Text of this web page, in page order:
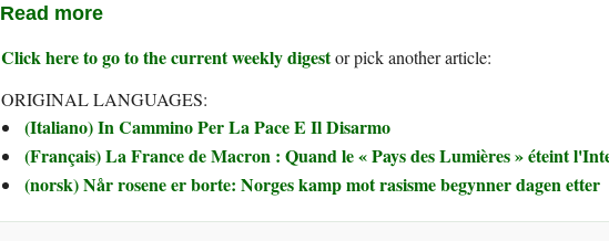
Read more
Click here to go to the current weekly digestor pick another article:
ORIGINAL LANGUAGES:
(Italiano) In Cammino Per La Pace E Il Disarmo
(Français) La France de Macron : Quand le « Pays des Lumières » éteint
(norsk) Når rosene er borte: Norges kamp mot rasisme begynner dagen etter